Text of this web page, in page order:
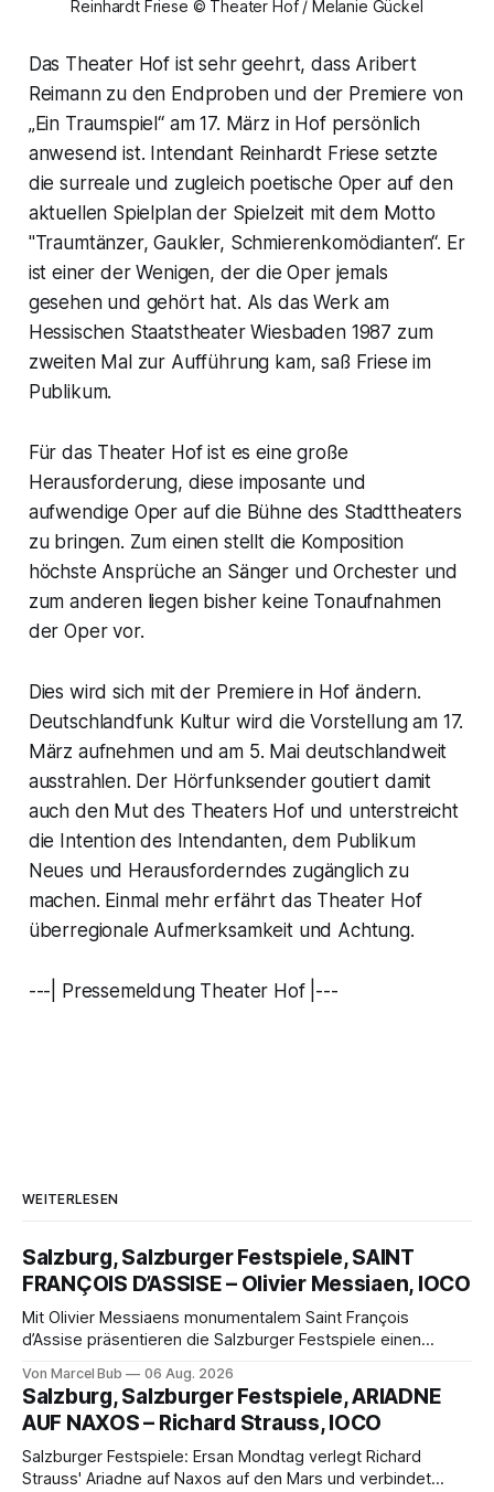
Reinhardt Friese © Theater Hof / Melanie Gückel
Das Theater Hof ist sehr geehrt, dass Aribert
Reimann zu den Endproben und der Premiere von
„Ein Traumspiel“ am 17. März in Hof persönlich
anwesend ist. Intendant Reinhardt Friese setzte
die surreale und zugleich poetische Oper auf den
aktuellen Spielplan der Spielzeit mit dem Motto
"Traumtänzer, Gaukler, Schmierenkomödianten“. Er
ist einer der Wenigen, der die Oper jemals
gesehen und gehört hat. Als das Werk am
Hessischen Staatstheater Wiesbaden 1987 zum
zweiten Mal zur Aufführung kam, saß Friese im
Publikum.
Für das Theater Hof ist es eine große
Herausforderung, diese imposante und
aufwendige Oper auf die Bühne des Stadttheaters
zu bringen. Zum einen stellt die Komposition
höchste Ansprüche an Sänger und Orchester und
zum anderen liegen bisher keine Tonaufnahmen
der Oper vor.
Dies wird sich mit der Premiere in Hof ändern.
Deutschlandfunk Kultur wird die Vorstellung am 17.
März aufnehmen und am 5. Mai deutschlandweit
ausstrahlen. Der Hörfunksender goutiert damit
auch den Mut des Theaters Hof und unterstreicht
die Intention des Intendanten, dem Publikum
Neues und Herausforderndes zugänglich zu
machen. Einmal mehr erfährt das Theater Hof
überregionale Aufmerksamkeit und Achtung.
---| Pressemeldung Theater Hof |---
WEITERLESEN
Salzburg, Salzburger Festspiele, SAINT
FRANÇOIS D’ASSISE – Olivier Messiaen, IOCO
Mit Olivier Messiaens monumentalem Saint François
d’Assise präsentieren die Salzburger Festspiele einen
eine bildgewaltige Inszenierung, Maxime Pascal entfaltet
die komplexe Partitur eindrucksvoll, Philippe Sly berührt als
Franziskus.
Von Marcel Bub 06 Aug. 2026
Salzburg, Salzburger Festspiele, ARIADNE
AUF NAXOS – Richard Strauss, IOCO
Salzburger Festspiele: Ersan Mondtag verlegt Richard
Strauss' Ariadne auf Naxos auf den Mars und verbindet